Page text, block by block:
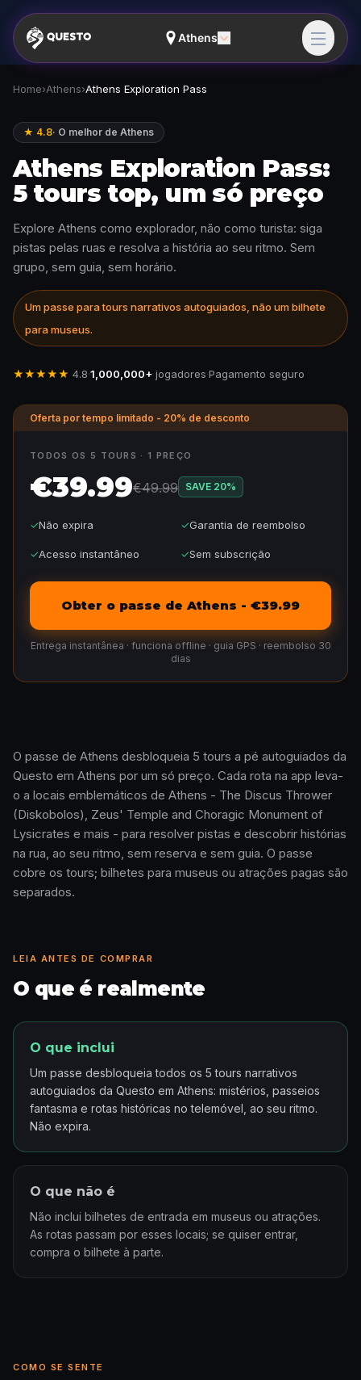
Athens
Home›Athens›Athens Exploration Pass
★ 4.8· O melhor de Athens
Athens Exploration Pass:
5 tours top, um só preço
Explore Athens como explorador, não como turista: siga
pistas pelas ruas e resolva a história ao seu ritmo. Sem
grupo, sem guia, sem horário.
Um passe para tours narrativos autoguiados, não um bilhete
para museus.
★★★★★ 4.8·1,000,000+ jogadores·Pagamento seguro
Oferta por tempo limitado - 20% de desconto
TODOS OS 5 TOURS · 1 PREÇO
€39.99€49.99 SAVE 20%
✓Não expira ✓Garantia de reembolso
✓Acesso instantâneo ✓Sem subscrição
Obter o passe de Athens - €39.99
Entrega instantânea · funciona offline · guia GPS · reembolso 30
dias
O passe de Athens desbloqueia 5 tours a pé autoguiados da
Questo em Athens por um só preço. Cada rota na app leva-
o a locais emblemáticos de Athens - The Discus Thrower
(Diskobolos), Zeus' Temple and Choragic Monument of
Lysicrates e mais - para resolver pistas e descobrir histórias
na rua, ao seu ritmo, sem reserva e sem guia. O passe
cobre os tours; bilhetes para museus ou atrações pagas são
separados.
LEIA ANTES DE COMPRAR
O que é realmente
O que inclui
Um passe desbloqueia todos os 5 tours narrativos
autoguiados da Questo em Athens: mistérios, passeios
fantasma e rotas históricas no telemóvel, ao seu ritmo.
Não expira.
O que não é
Não inclui bilhetes de entrada em museus ou atrações.
As rotas passam por esses locais; se quiser entrar,
compra o bilhete à parte.
COMO SE SENTE